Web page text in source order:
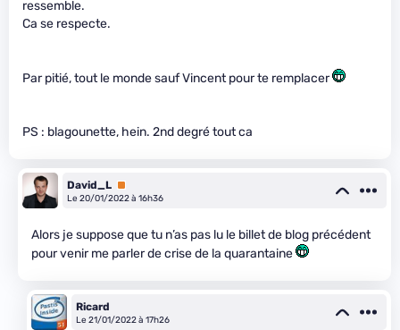
ressemble.
Ca se respecte.
Par pitié, tout le monde sauf Vincent pour te remplacer
PS : blagounette, hein. 2nd degré tout ca
David_L Premium
Le 20/01/2022 à 16h36
Alors je suppose que tu n’as pas lu le billet de blog précédent
pour venir me parler de crise de la quarantaine
Ricard
Le 21/01/2022 à 17h26